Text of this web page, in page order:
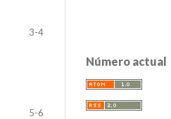
3-4
5-6
Número actual